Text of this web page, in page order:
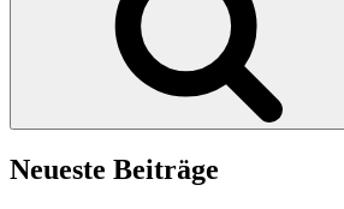
Neueste Beiträge